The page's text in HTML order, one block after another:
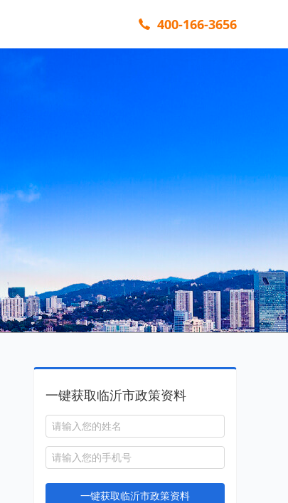
400-166-3656
一键获取临沂市政策资料
一键获取临沂市政策资料